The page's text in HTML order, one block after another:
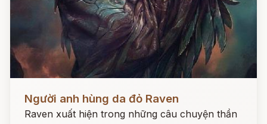
Người anh hùng da đỏ Raven
Raven xuất hiện trong những câu chuyện thần